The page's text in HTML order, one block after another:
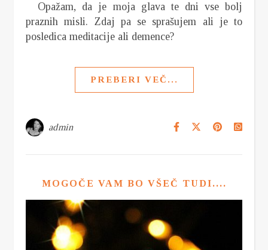
Opažam, da je moja glava te dni vse bolj
praznih misli. Zdaj pa se sprašujem ali je to
posledica meditacije ali demence?
PREBERI VEČ...
admin
MOGOČE VAM BO VŠEČ TUDI....